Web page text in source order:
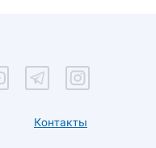
Контакты